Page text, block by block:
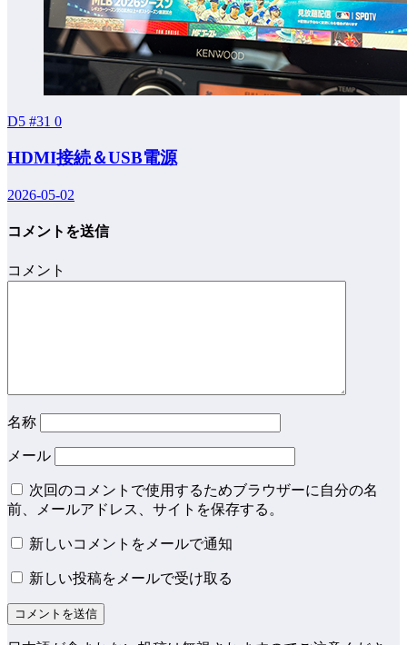
D5 #31 0
HDMI接続＆USB電源
2026-05-02
コメントを送信
コメント
名称
メール
次回のコメントで使用するためブラウザーに自分の名
前、メールアドレス、サイトを保存する。
新しいコメントをメールで通知
新しい投稿をメールで受け取る